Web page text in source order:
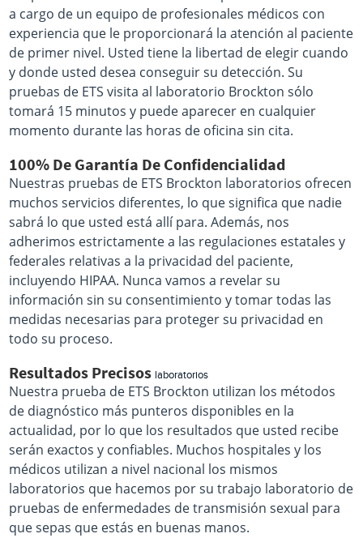
a cargo de un equipo de profesionales médicos con
experiencia que le proporcionará la atención al paciente
de primer nivel. Usted tiene la libertad de elegir cuando
y donde usted desea conseguir su detección. Su
pruebas de ETS visita al laboratorio Brockton sólo
tomará 15 minutos y puede aparecer en cualquier
momento durante las horas de oficina sin cita.
100% De Garantía De Confidencialidad
Nuestras pruebas de ETS Brockton laboratorios ofrecen
muchos servicios diferentes, lo que significa que nadie
sabrá lo que usted está allí para. Además, nos
adherimos estrictamente a las regulaciones estatales y
federales relativas a la privacidad del paciente,
incluyendo HIPAA. Nunca vamos a revelar su
información sin su consentimiento y tomar todas las
medidas necesarias para proteger su privacidad en
todo su proceso.
Resultados Precisos laboratorios
Nuestra prueba de ETS Brockton utilizan los métodos
de diagnóstico más punteros disponibles en la
actualidad, por lo que los resultados que usted recibe
serán exactos y confiables. Muchos hospitales y los
médicos utilizan a nivel nacional los mismos
laboratorios que hacemos por su trabajo laboratorio de
pruebas de enfermedades de transmisión sexual para
que sepas que estás en buenas manos.